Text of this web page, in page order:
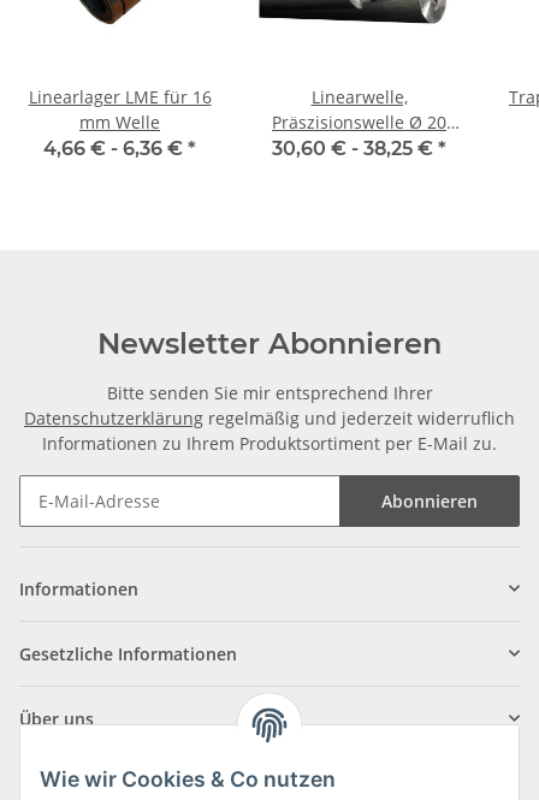
Linearlager LME für 16
mm Welle
4,66 € - 6,36 € *
Linearwelle,
Präszisionswelle Ø 20
mm, 1990 mm, gehärtet
30,60 € - 38,25 € *
Newsletter Abonnieren
Bitte senden Sie mir entsprechend Ihrer
Datenschutzerklärung regelmäßig und jederzeit widerruflich
Informationen zu Ihrem Produktsortiment per E-Mail zu.
Abonnieren
Informationen
Gesetzliche Informationen
Über uns
Wie wir Cookies & Co nutzen